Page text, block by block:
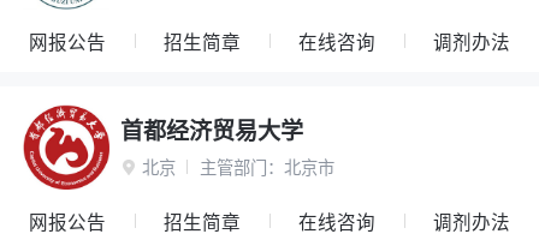
网报公告 招生简章 在线咨询 调剂办法
首都经济贸易大学
 北京 主管部门： 北京市
网报公告 招生简章 在线咨询 调剂办法